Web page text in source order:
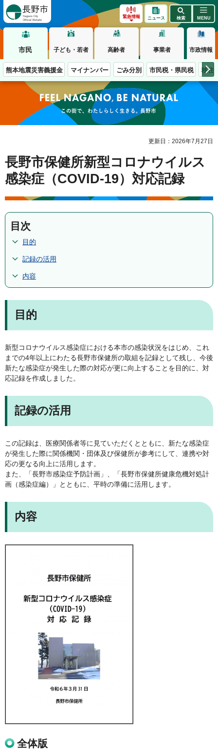
緊急情報 ニュース 検索 MENU
市民 子ども・若者 高齢者 事業者 市政情報
熊本地震災害義援金 マイナンバー ごみ分別 市民税・県民税 移住
この街で、わたしらしく生きる。長野市
更新日：2026年7月27日
長野市保健所新型コロナウイルス
感染症（COVID-19）対応記録
目次
目的
記録の活用
内容
目的
新型コロナウイルス感染症における本市の感染状況をはじめ、これ
までの4年以上にわたる長野市保健所の取組を記録として残し、今後
新たな感染症が発生した際の対応が更に向上することを目的に、対
応記録を作成しました。
記録の活用
この記録は、医療関係者等に見ていただくとともに、新たな感染症
が発生した際に関係機関・団体及び保健所が参考にして、連携や対
応の更なる向上に活用します。
また、「長野市感染症予防計画」、「長野市保健所健康危機対処計
画（感染症編）」とともに、平時の準備に活用します。
内容
全体版